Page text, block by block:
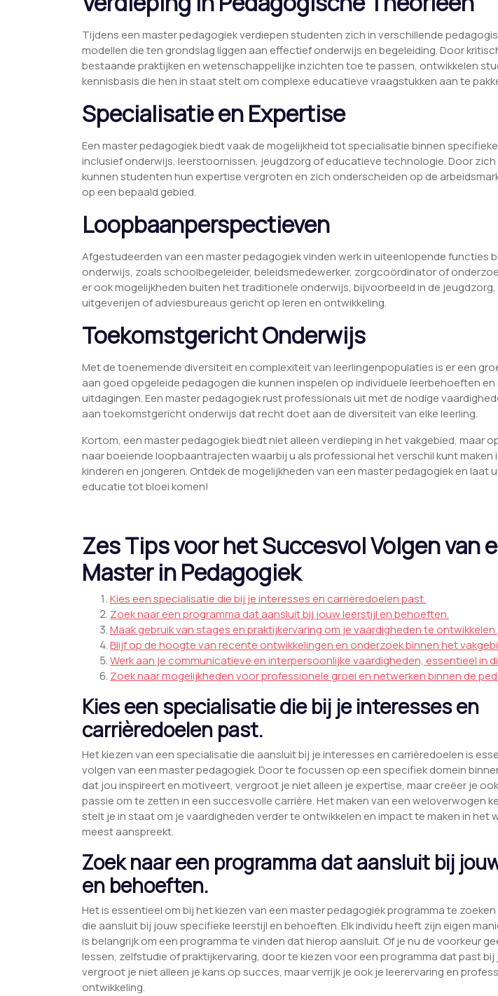
Tijdens een master pedagogiek verdiepen studenten zich in verschillende
modellen die ten grondslag liggen aan effectief onderwijs en begeleiding. Door
bestaande praktijken en wetenschappelijke inzichten toe te passen, ontwikkelen
kennisbasis die hen in staat stelt om complexe educatieve vraagstukken aan te
Specialisatie en Expertise
Een master pedagogiek biedt vaak de mogelijkheid tot specialisatie binnen
inclusief onderwijs, leerstoornissen, jeugdzorg of educatieve technologie. Door
kunnen studenten hun expertise vergroten en zich onderscheiden op de
op een bepaald gebied.
Loopbaanperspectieven
Afgestudeerden van een master pedagogiek vinden werk in uiteenlopende functies
onderwijs, zoals schoolbegeleider, beleidsmedewerker, zorgcoördinator of
er ook mogelijkheden buiten het traditionele onderwijs, bijvoorbeeld in de
uitgeverijen of adviesbureaus gericht op leren en ontwikkeling.
Toekomstgericht Onderwijs
Met de toenemende diversiteit en complexiteit van leerlingenpopulaties is er een
aan goed opgeleide pedagogen die kunnen inspelen op individuele leerbehoeften
uitdagingen. Een master pedagogiek rust professionals uit met de nodige
aan toekomstgericht onderwijs dat recht doet aan de diversiteit van elke leerling.
Kortom, een master pedagogiek biedt niet alleen verdieping in het vakgebied, maar
naar boeiende loopbaantrajecten waarbij u als professional het verschil kunt maken
kinderen en jongeren. Ontdek de mogelijkheden van een master pedagogiek en laat
educatie tot bloei komen!
Zes Tips voor het Succesvol Volgen van
Master in Pedagogiek
Kies een specialisatie die bij je interesses en carrièredoelen past.
Zoek naar een programma dat aansluit bij jouw leerstijl en behoeften.
Maak gebruik van stages en praktijkervaring om je vaardigheden te ontwikkelen.
Blijf op de hoogte van recente ontwikkelingen en onderzoek binnen het
Werk aan je communicatieve en interpersoonlijke vaardigheden, essentieel in
Zoek naar mogelijkheden voor professionele groei en netwerken binnen de
Kies een specialisatie die bij je interesses en
carrièredoelen past.
Het kiezen van een specialisatie die aansluit bij je interesses en carrièredoelen is
volgen van een master pedagogiek. Door te focussen op een specifiek domein
dat jou inspireert en motiveert, vergroot je niet alleen je expertise, maar creëer je
passie om te zetten in een succesvolle carrière. Het maken van een weloverwogen
stelt je in staat om je vaardigheden verder te ontwikkelen en impact te maken in het
meest aanspreekt.
Zoek naar een programma dat aansluit bij
en behoeften.
Het is essentieel om bij het kiezen van een master pedagogiek programma te
die aansluit bij jouw specifieke leerstijl en behoeften. Elk individu heeft zijn eigen
is belangrijk om een programma te vinden dat hierop aansluit. Of je nu de voorkeur
lessen, zelfstudie of praktijkervaring, door te kiezen voor een programma dat past bij
vergroot je niet alleen je kans op succes, maar verrijk je ook je leerervaring en
ontwikkeling.